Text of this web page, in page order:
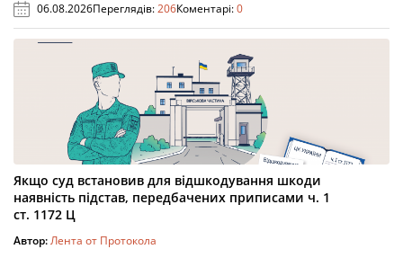
06.08.2026Переглядів:206Коментарі:0
Якщо суд встановив для відшкодування шкоди
наявність підстав, передбачених приписами ч. 1
ст. 1172 Ц
Автор:Лента от Протокола